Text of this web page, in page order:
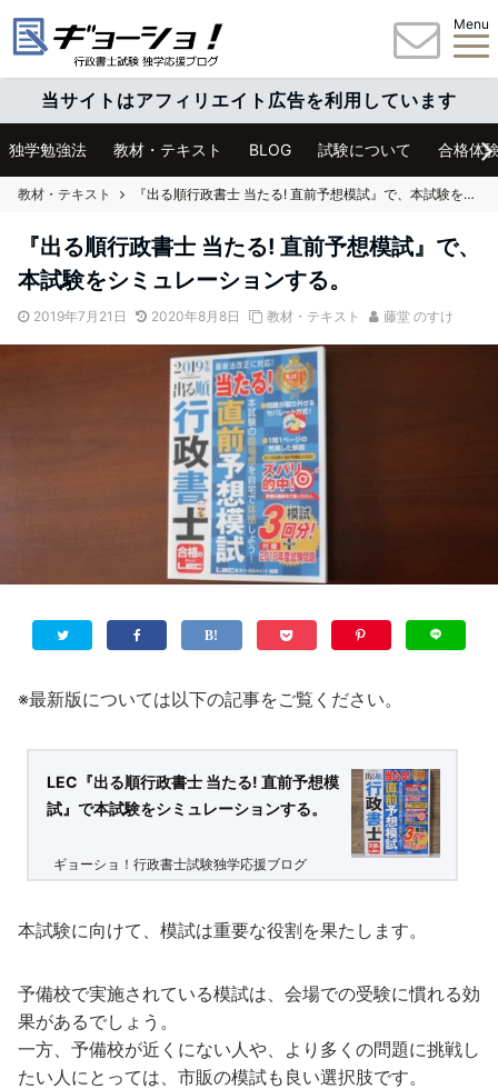
Menu
当サイトはアフィリエイト広告を利用しています
独学勉強法 教材・テキスト BLOG 試験について 合格体
教材・テキスト 『出る順行政書士 当たる! 直前予想模試』で、本試験をシミュレーションする。
『出る順行政書士 当たる! 直前予想模試』で、
本試験をシミュレーションする。
2019年7月21日 2020年8月8日 教材・テキスト 藤堂 のすけ
※最新版については以下の記事をご覧ください。
LEC『出る順行政書士 当たる! 直前予想模
試』で本試験をシミュレーションする。
ギョーショ！行政書士試験独学応援ブログ
本試験に向けて、模試は重要な役割を果たします。
予備校で実施されている模試は、会場での受験に慣れる効
果があるでしょう。
一方、予備校が近くにない人や、より多くの問題に挑戦し
たい人にとっては、市販の模試も良い選択肢です。